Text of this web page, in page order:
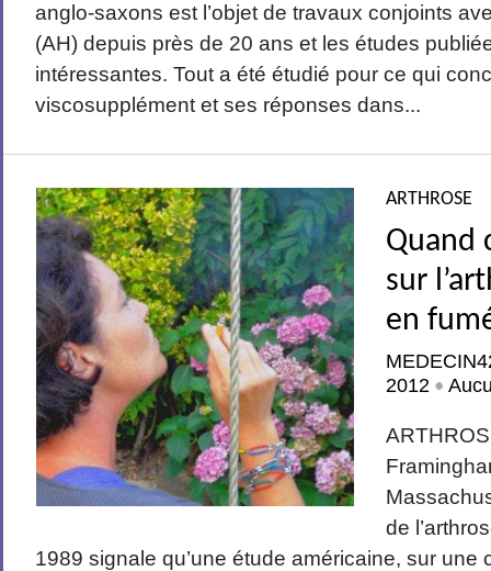
anglo-saxons est l’objet de travaux conjoints
(AH) depuis près de 20 ans et les études
intéressantes. Tout a été étudié pour ce qui
viscosupplément et ses réponses dans...
ARTHROSE
Quand
sur
en
2012 •
de
1989 signale qu’une étude américaine, sur une